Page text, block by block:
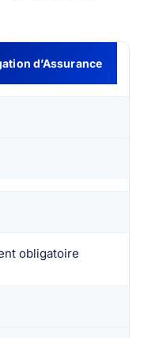
d’Assurance
obligatoire